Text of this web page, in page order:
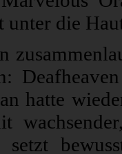
unter die
hatte
setzt